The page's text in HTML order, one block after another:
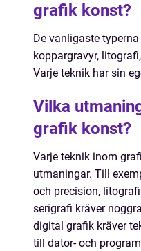
grafik konst?
De vanligaste
koppargravyr,
Varje teknik har sin
Vilka
grafik konst?
Varje teknik inom
utmaningar. Till
och precision,
serigrafi kräver
digital grafik kräver
till dator- och